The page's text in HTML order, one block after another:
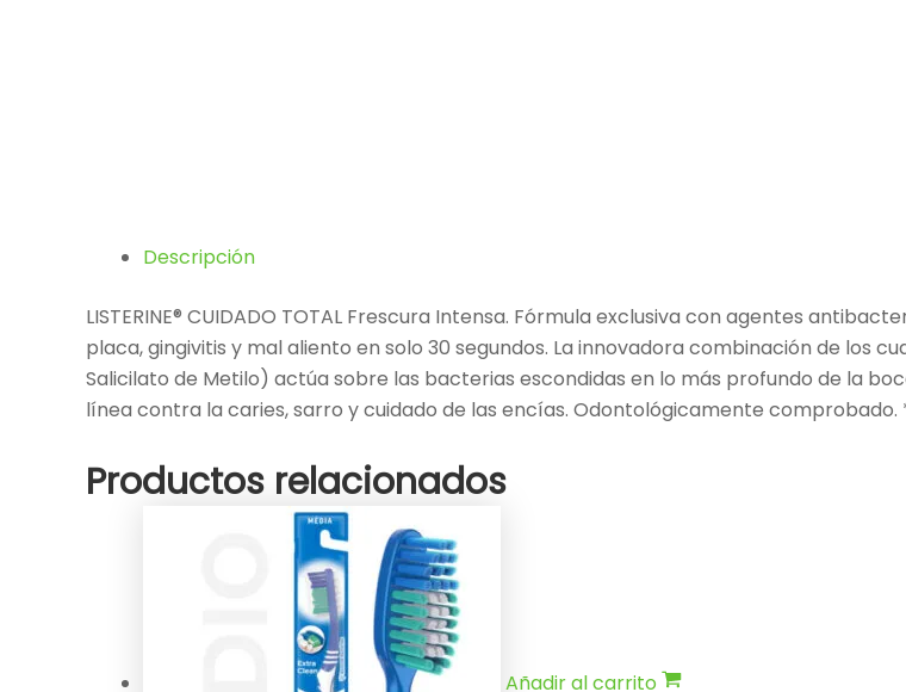
Descripción
LISTERINE® CUIDADO TOTAL Frescura Intensa. Fórmula exclusiva con agentes
placa, gingivitis y mal aliento en solo 30 segundos. La innovadora combinación de los
Salicilato de Metilo) actúa sobre las bacterias escondidas en lo más profundo de la
línea contra la caries, sarro y cuidado de las encías. Odontológicamente comprobado.
Productos relacionados
Añadir al carrito